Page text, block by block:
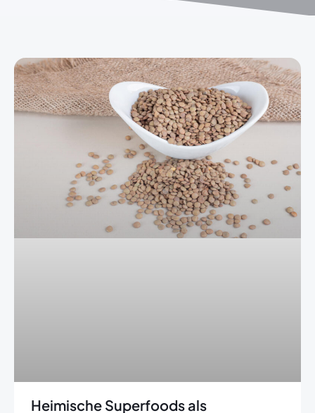
Heimische Superfoods als